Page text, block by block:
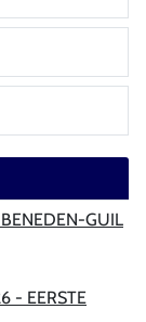
GUIL
- EERSTE